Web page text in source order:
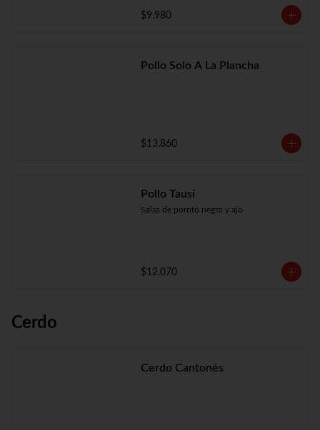
$9.980
Pollo Solo A La Plancha
$13.860
Pollo Tausí
Salsa de poroto negro y ajo
$12.070
Cerdo
Cerdo Cantonés